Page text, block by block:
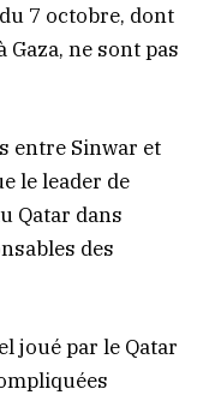
7 octobre, dont
Gaza, ne sont pas
entre Sinwar et
le leader de
Qatar dans
des
joué par le Qatar